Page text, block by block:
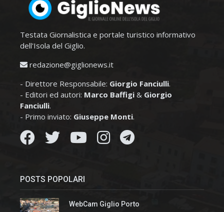
Testata Giornalistica e portale turistico informativo
dell'Isola del Giglio.
redazione@giglionews.it
- Direttore Responsabile: Giorgio Fanciulli.
- Editori ed autori: Marco Baffigi & Giorgio
Fanciulli.
- Primo inviato: Giuseppe Monti.
POSTS POPOLARI
WebCam Giglio Porto